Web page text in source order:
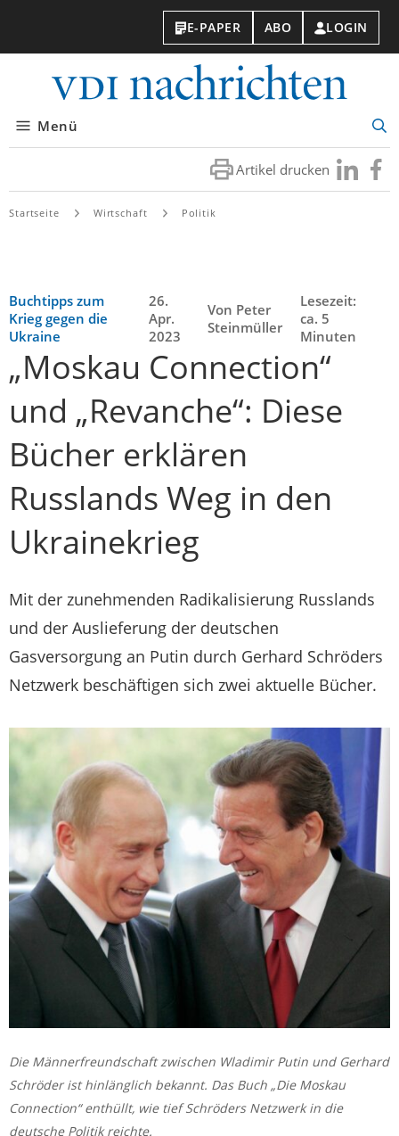
E-PAPER ABO LOGIN
Menü
Artikel drucken Besuchen
Sie
Sie
Startseite Wirtschaft Politik
Buchtipps zum
Krieg gegen die
Ukraine
26.
Apr.
2023
Von Peter
Steinmüller
Lesezeit:
ca. 5
Minuten
„Moskau Connection“
und „Revanche“: Diese
Bücher erklären
Russlands Weg in den
Ukrainekrieg
Mit der zunehmenden Radikalisierung Russlands
und der Auslieferung der deutschen
Gasversorgung an Putin durch Gerhard Schröders
Netzwerk beschäftigen sich zwei aktuelle Bücher.
Die Männerfreundschaft zwischen Wladimir Putin und Gerhard
Schröder ist hinlänglich bekannt. Das Buch „Die Moskau
Connection“ enthüllt, wie tief Schröders Netzwerk in die
deutsche Politik reichte.